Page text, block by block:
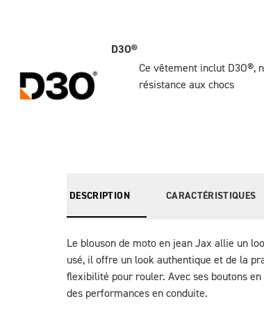
D3O®
Ce vêtement inclut D3O®,
résistance aux chocs
DESCRIPTION CARACTÉRISTIQUES
Le blouson de moto en jean Jax allie un
usé, il offre un look authentique et de la
flexibilité pour rouler. Avec ses boutons
des performances en conduite.